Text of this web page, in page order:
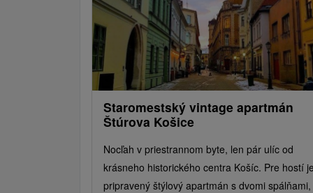
Staromestský vintage apartmán
Štúrova Košice
Nocľah v priestrannom byte, len pár ulíc od
krásneho historického centra Košíc. Pre hostí je
pripravený štýlový apartmán s dvomi spálňami,